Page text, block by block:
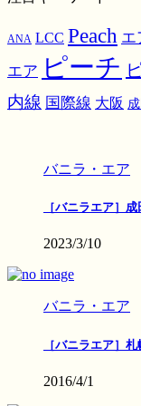
ANA LCC Peach エ
エア ピーチ
内線 国際線 大阪
バニラ・エア
［バニラエア］
2023/3/10
バニラ・エア
［バニラエア］
2016/4/1